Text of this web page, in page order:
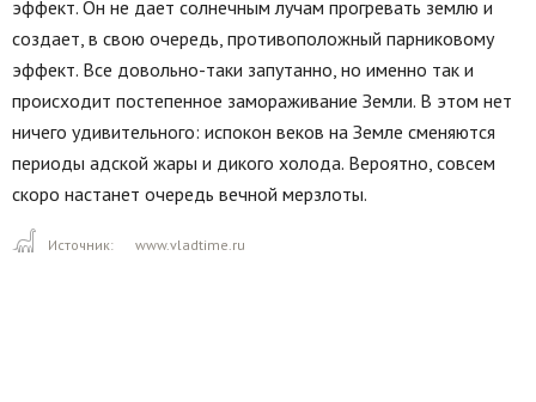
эффект. Он не дает солнечным лучам прогревать землю и
создает, в свою очередь, противоположный парниковому
эффект. Все довольно-таки запутанно, но именно так и
происходит постепенное замораживание Земли. В этом нет
ничего удивительного: испокон веков на Земле сменяются
периоды адской жары и дикого холода. Вероятно, совсем
скоро настанет очередь вечной мерзлоты.
Источник: www.vladtime.ru